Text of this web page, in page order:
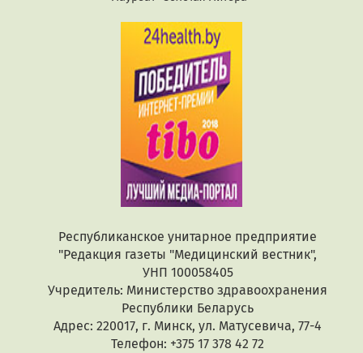
Республиканское унитарное предприятие
"Редакция газеты "Медицинский вестник",
УНП 100058405
Учредитель: Министерство здравоохранения
Республики Беларусь
Адрес: 220017, г. Минск, ул. Матусевича, 77-4
Телефон: +375 17 378 42 72